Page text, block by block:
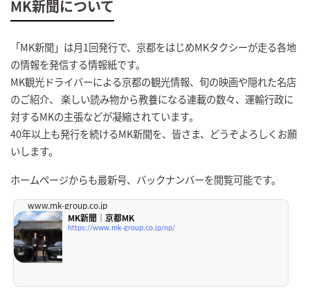
MK新聞について
「MK新聞」は月1回発行で、京都をはじめMKタクシーが走る各地
の情報を発信する情報紙です。
MK観光ドライバーによる京都の観光情報、旬の映画や隠れた名店
のご紹介、 楽しい読み物から教養になる連載の数々、運輸行政に
対するMKの主張などが凝縮されています。
40年以上も発行を続けるMK新聞を、皆さま、どうぞよろしくお願
いします。
ホームページからも最新号、バックナンバーを閲覧可能です。
www.mk-group.co.jp
MK新聞｜京都MK
https://www.mk-group.co.jp/np/